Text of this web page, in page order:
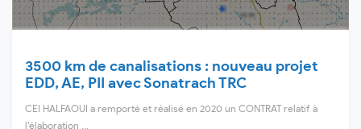
3500 km de canalisations : nouveau projet
EDD, AE, PII avec Sonatrach TRC
CEI HALFAOUI a remporté et réalisé en 2020 un CONTRAT relatif à
l’élaboration ...